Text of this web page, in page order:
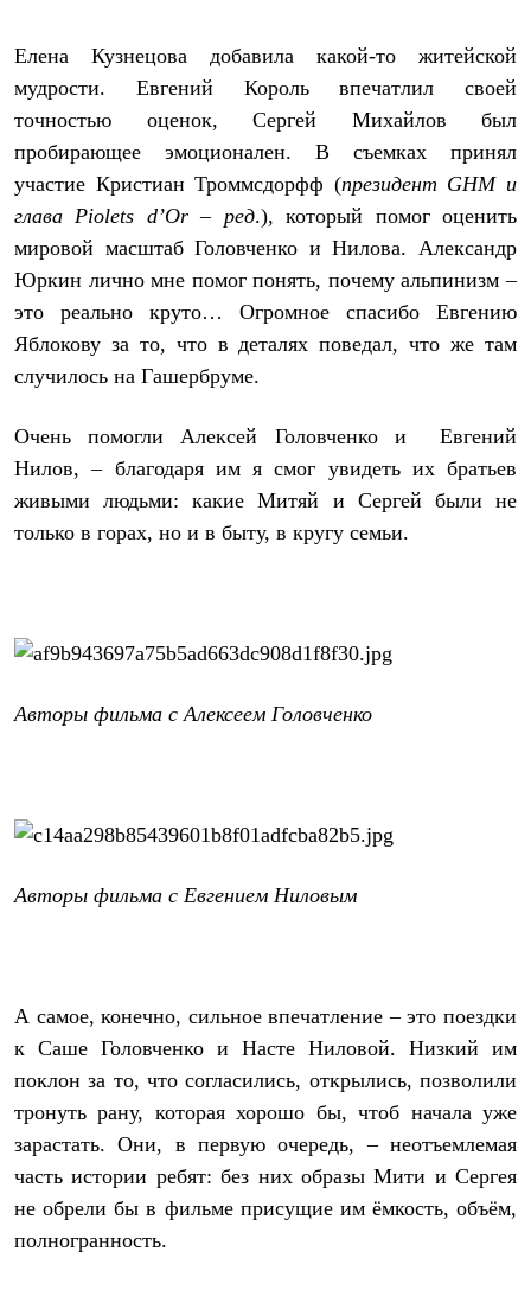
TREK
CITY
BASK juno
ИДЁМ В ПОХОД
Дневник капитана
Каталог дилеров
Компания
Баск сегодня
История
Отцы основатели
Баск в вашем городе
Контроль качества
Технологии
Команда Баск
Дилерам
Стать дилером
Корпоративным клиентам
Услуги
Медиа
Елена Кузнецова добавила какой-то житейской
мудрости. Евгений Король впечатлил своей
точностью оценок, Сергей Михайлов был
пробирающее эмоционален. В съемках принял
участие Кристиан Троммсдорфф (президент GHM и
глава Piolets d’Or – ред.), который помог оценить
мировой масштаб Головченко и Нилова. Александр
Юркин лично мне помог понять, почему альпинизм –
это реально круто… Огромное спасибо Евгению
Яблокову за то, что в деталях поведал, что же там
случилось на Гашербруме.
Очень помогли Алексей Головченко и Евгений
Нилов, – благодаря им я смог увидеть их братьев
живыми людьми: какие Митяй и Сергей были не
только в горах, но и в быту, в кругу семьи.
Авторы фильма с Алексеем Головченко
Авторы фильма с Евгением Ниловым
А самое, конечно, сильное впечатление – это поездки
к Саше Головченко и Насте Ниловой. Низкий им
поклон за то, что согласились, открылись, позволили
тронуть рану, которая хорошо бы, чтоб начала уже
зарастать. Они, в первую очередь, – неотъемлемая
часть истории ребят: без них образы Мити и Сергея
не обрели бы в фильме присущие им ёмкость, объём,
полногранность.